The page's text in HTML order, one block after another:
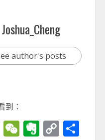
Joshua_Cheng
author's posts
到：
Threads
WeChat
Evernote
Copy